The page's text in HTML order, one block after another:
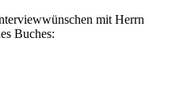
mit Herrn
Buches: